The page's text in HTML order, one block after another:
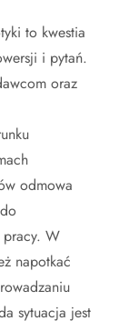
to kwestia
i pytań.
oraz
odmowa
pracy. W
napotkać
sytuacja jest